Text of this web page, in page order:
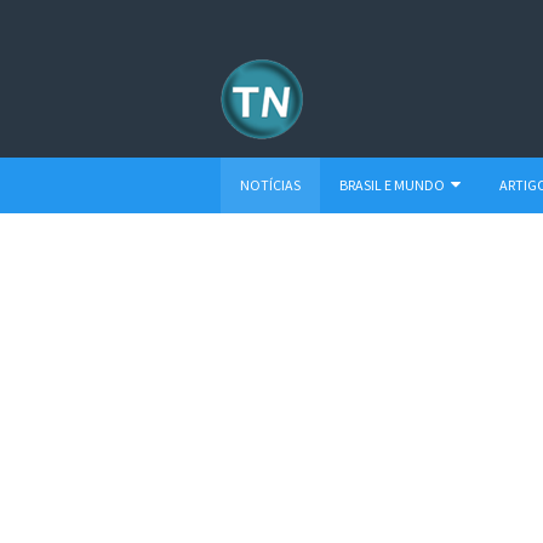
NOTÍCIAS BRASIL E MUNDO